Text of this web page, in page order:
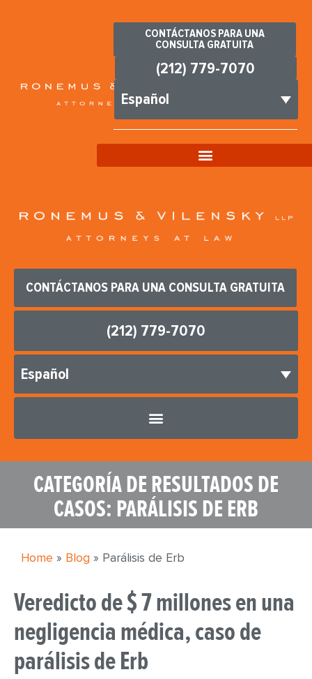
CONTÁCTANOS PARA UNA
CONSULTA GRATUITA
(212) 779-7070
Español
CONTÁCTANOS PARA UNA CONSULTA GRATUITA
(212) 779-7070
Español
CATEGORÍA DE RESULTADOS DE
CASOS: PARÁLISIS DE ERB
Home » Blog » Parálisis de Erb
Veredicto de $ 7 millones en una
negligencia médica, caso de
parálisis de Erb